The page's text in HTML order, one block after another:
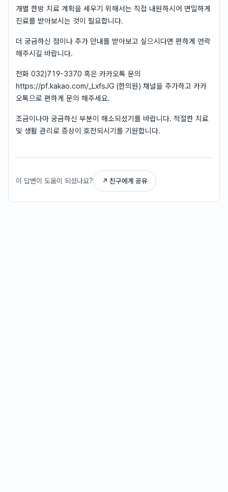
개별 한방 치료 계획을 세우기 위해서는 직접 내원하시어 면밀하게
진료를 받아보시는 것이 필요합니다.
더 궁금하신 점이나 추가 안내를 받아보고 싶으시다면 편하게 연락
해주시길 바랍니다.
전화 032)719-3370 혹은 카카오톡 문의
https://pf.kakao.com/_LxfsJG (한의원) 채널을 추가하고 카카
오톡으로 편하게 문의 해주세요.
조금이나마 궁금하신 부분이 해소되셨기를 바랍니다. 적절한 치료
및 생활 관리로 증상이 호전되시기를 기원합니다.
이 답변이 도움이 되셨나요? ↗ 친구에게 공유